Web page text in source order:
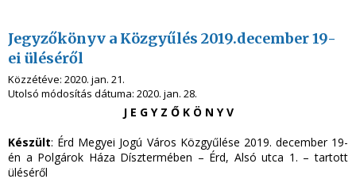
Jegyzőkönyv a Közgyűlés 2019.december 19-
ei üléséről
Közzétéve: 2020. jan. 21.
Utolsó módosítás dátuma: 2020. jan. 28.
J E G Y Z Ő K Ö N Y V
Készült: Érd Megyei Jogú Város Közgyűlése 2019. december 19-
én a Polgárok Háza Dísztermében – Érd, Alsó utca 1. – tartott
üléséről